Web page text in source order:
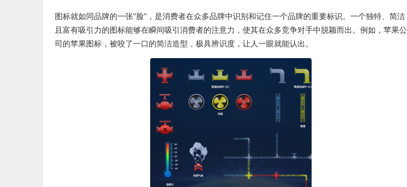
图标就如同品牌的一张“脸”，是消费者在众多品牌中识别和记住一个品牌的重要标识。一个独特、简洁
且富有吸引力的图标能够在瞬间吸引消费者的注意力，使其在众多竞争对手中脱颖而出。例如，苹果公
司的苹果图标，被咬了一口的简洁造型，极具辨识度，让人一眼就能认出。